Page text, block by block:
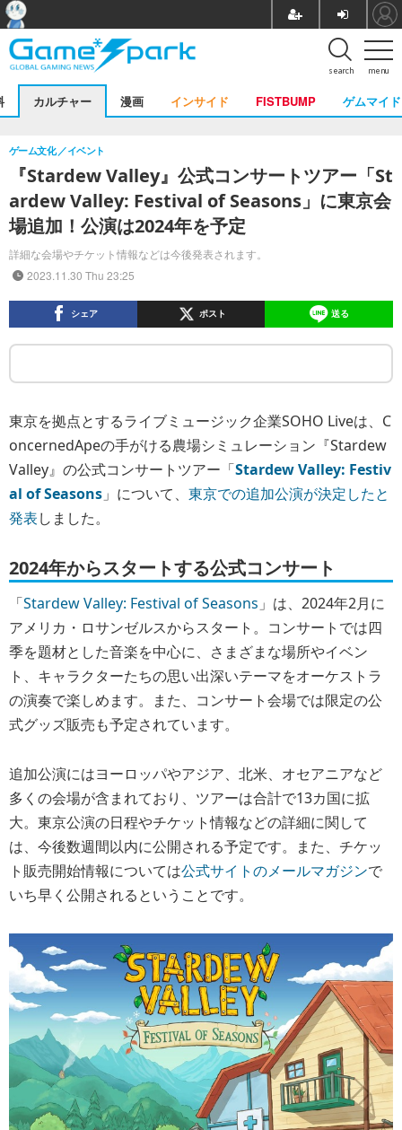
menu
search
カルチャー 漫画 インサイド FISTBUMP ゲムマイド
『Stardew Valley』公式コンサートツアー「St
ardew Valley: Festival of Seasons」に東京会
場追加！公演は2024年を予定
詳細な会場やチケット情報などは今後発表されます。
ゲーム文化 イベント
2023.11.30 Thu 23:25
シェア ポスト 送る
東京を拠点とするライブミュージック企業SOHO Liveは、C
oncernedApeの手がける農場シミュレーション『Stardew
Valley』の公式コンサートツアー「Stardew Valley: Festiv
al of Seasons 」について、 東京での追加公演が決定したと
発表しました。
2024年からスタートする公式コンサート
「Stardew Valley: Festival of Seasons 」は、2024年2月に
アメリカ・ロサンゼルスからスタート。コンサートでは四
季を題材とした音楽を中心に、さまざまな場所やイベン
ト、キャラクターたちの思い出深いテーマをオーケストラ
の演奏で楽しめます。また、コンサート会場では限定の公
式グッズ販売も予定されています。
追加公演にはヨーロッパやアジア、北米、オセアニアなど
多くの会場が含まれており、ツアーは合計で13カ国に拡
大。東京公演の日程やチケット情報などの詳細に関して
は、今後数週間以内に公開される予定です。また、チケッ
ト販売開始情報については公式サイトのメールマガジンで
いち早く公開されるということです。